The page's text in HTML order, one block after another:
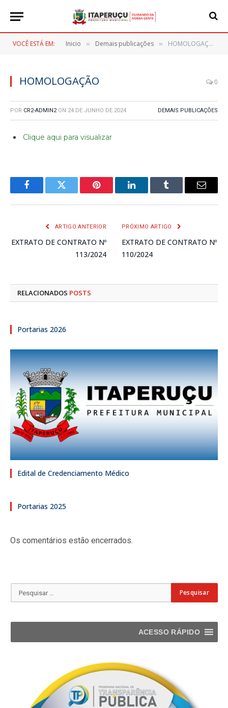
VOCÊ ESTÁ EM: Inicio » Demais publicações » HOMOLOGAÇÃO
HOMOLOGAÇÃO 0
POR CR2-ADMIN2 ON 24 DE JUNHO DE 2024 DEMAIS PUBLICAÇÕES
Clique aqui para visualizar
FacebookTwitter Pinterest LinkedInTumblr
E-
ARTIGO ANTERIOR
EXTRATO DE CONTRATO Nº
113/2024
PRÓXIMO ARTIGO
EXTRATO DE CONTRATO Nº
110/2024
RELACIONADOS POSTS
Portarias 2026
Edital de Credenciamento Médico
Portarias 2025
Os comentários estão encerrados.
ACESSO RÁPIDO